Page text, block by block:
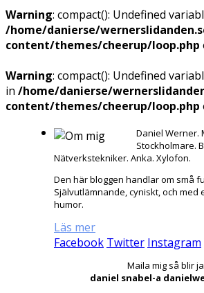
Warning: compact(): Undefined
/home/danierse/
content/themes/cheerup/loop.php
Warning: compact(): Undefined
in /home/danierse/
content/themes/cheerup/loop.php
Daniel Werner.
Stockholmare.
Nätverkstekniker. Anka. Xylofon.
Den här bloggen handlar om små
Självutlämnande, cyniskt, och med
humor.
Läs mer
Facebook Twitter Instagram
Maila mig så blir
daniel snabel-a